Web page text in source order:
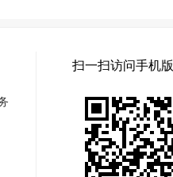
扫一扫访问手机版